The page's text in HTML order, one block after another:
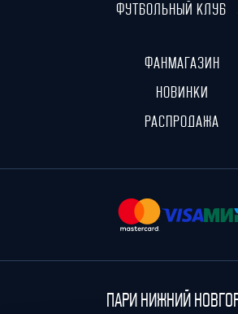
ФАНМАГАЗИН
НОВИНКИ
РАСПРОДАЖА
ФУТБОЛЬНЫЙ КЛУБ
ПАРИ Нижний